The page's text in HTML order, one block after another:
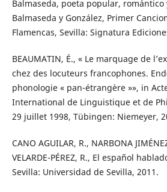
Balmaseda, poeta popular, romántico
Balmaseda y González, Primer
Flamencas, Sevilla: Signatura
BEAUMATIN, É., « Le marquage de
chez des locuteurs francophones.
phonologie « pan-étrangère »», in
International de Linguistique et de
29 juillet 1998, Tübingen: Niemeyer,
CANO AGUILAR, R., NARBONA
VELARDE-PÉREZ, R., El español
Sevilla: Universidad de Sevilla, 2011.